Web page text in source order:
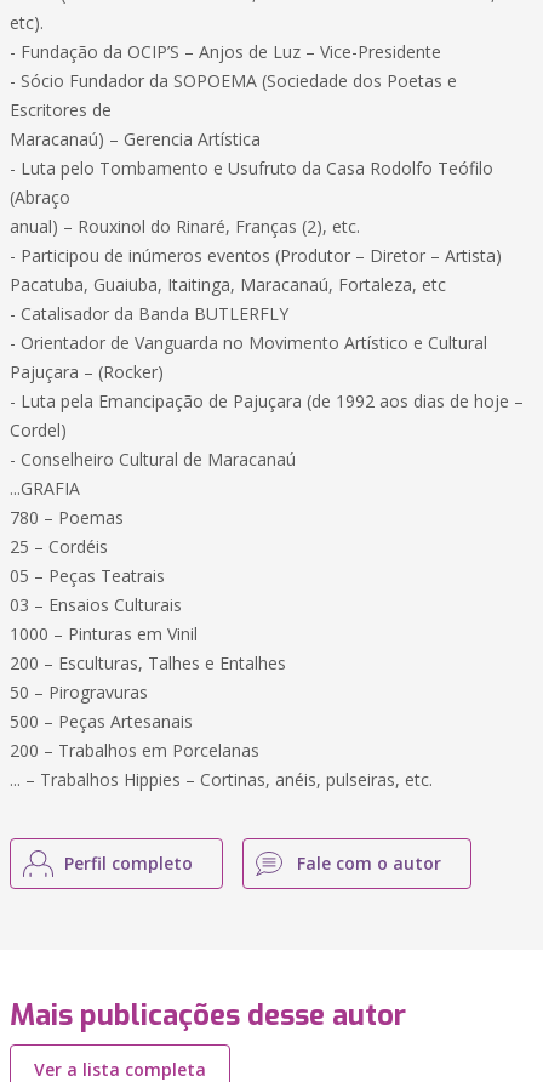
etc).
- Fundação da OCIP’S – Anjos de Luz – Vice-Presidente
- Sócio Fundador da SOPOEMA (Sociedade dos Poetas e
Escritores de
Maracanaú) – Gerencia Artística
- Luta pelo Tombamento e Usufruto da Casa Rodolfo Teófilo
(Abraço
anual) – Rouxinol do Rinaré, Franças (2), etc.
- Participou de inúmeros eventos (Produtor – Diretor – Artista)
Pacatuba, Guaiuba, Itaitinga, Maracanaú, Fortaleza, etc
- Catalisador da Banda BUTLERFLY
- Orientador de Vanguarda no Movimento Artístico e Cultural
Pajuçara – (Rocker)
- Luta pela Emancipação de Pajuçara (de 1992 aos dias de hoje –
Cordel)
- Conselheiro Cultural de Maracanaú
...GRAFIA
780 – Poemas
25 – Cordéis
05 – Peças Teatrais
03 – Ensaios Culturais
1000 – Pinturas em Vinil
200 – Esculturas, Talhes e Entalhes
50 – Pirogravuras
500 – Peças Artesanais
200 – Trabalhos em Porcelanas
... – Trabalhos Hippies – Cortinas, anéis, pulseiras, etc.
Perfil completo Fale com o autor
Mais publicações desse autor
Ver a lista completa